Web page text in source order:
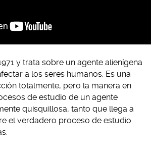
y trata sobre un agente alienígena
a los seres humanos. Es una
totalmente, pero la manera en
de estudio de un agente
quisquillosa, tanto que llega a
el verdadero proceso de estudio